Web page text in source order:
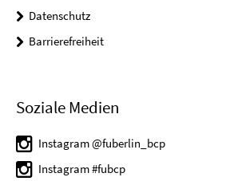
Datenschutz
Barrierefreiheit
Soziale Medien
Instagram @fuberlin_bcp
Instagram #fubcp